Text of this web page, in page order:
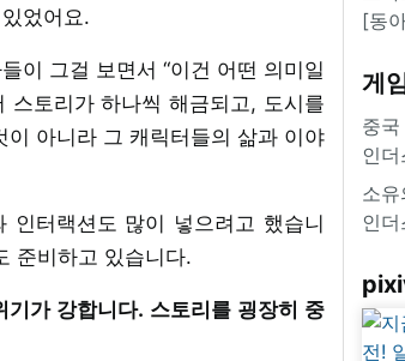
었어요.
이 그걸 보면서 “이건 어떤 의미일
스토리가 하나씩 해금되고, 도시를
아니라 그 캐릭터들의 삶과 이야
인터랙션도 많이 넣으려고 했습니
준비하고 있습니다.
가 강합니다. 스토리를 굉장히 중
[동
게
중국
인
소
인